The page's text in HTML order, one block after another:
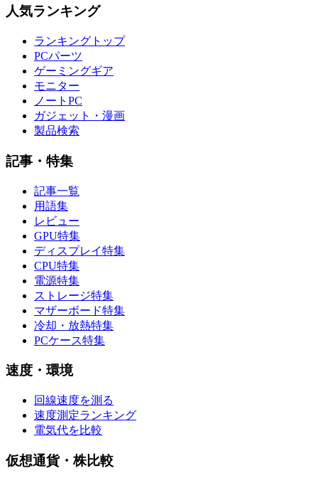
人気ランキング
ランキングトップ
PCパーツ
ゲーミングギア
モニター
ノートPC
ガジェット・漫画
製品検索
記事・特集
記事一覧
用語集
レビュー
GPU特集
ディスプレイ特集
CPU特集
電源特集
ストレージ特集
マザーボード特集
冷却・放熱特集
PCケース特集
速度・環境
回線速度を測る
速度測定ランキング
電気代を比較
仮想通貨・株比較